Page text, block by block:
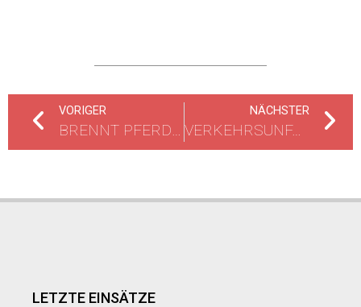
VORIGER NÄCHSTER
VERKEHRSUNFALL ZWISCHEN ZWEI PKW UND EINEM LKW
LETZTE EINSÄTZE